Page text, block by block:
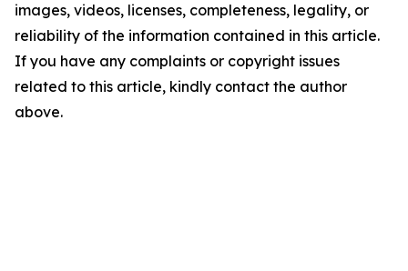
images, videos, licenses, completeness, legality, or
reliability of the information contained in this article.
If you have any complaints or copyright issues
related to this article, kindly contact the author
above.